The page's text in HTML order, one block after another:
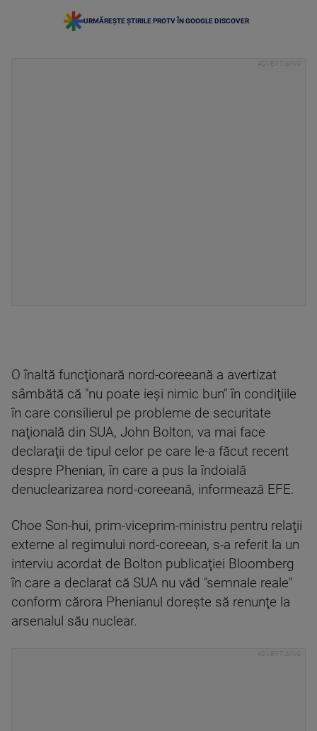
URMĂREȘTE ȘTIRILE PROTV ÎN GOOGLE DISCOVER
O înaltă funcţionară nord-coreeană a avertizat
sâmbătă că "nu poate ieşi nimic bun" în condiţiile
în care consilierul pe probleme de securitate
naţională din SUA, John Bolton, va mai face
declaraţii de tipul celor pe care le-a făcut recent
despre Phenian, în care a pus la îndoială
denuclearizarea nord-coreeană, informează EFE.
Choe Son-hui, prim-viceprim-ministru pentru relaţii
externe al regimului nord-coreean, s-a referit la un
interviu acordat de Bolton publicaţiei Bloomberg
în care a declarat că SUA nu văd "semnale reale"
conform cărora Phenianul doreşte să renunţe la
arsenalul său nuclear.